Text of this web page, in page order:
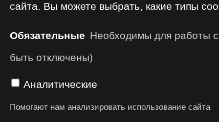
сайта. Вы можете выбрать, какие типы
Обязательные Необходимы для работы
быть отключены)
Аналитические
Помогают нам анализировать использование сайта